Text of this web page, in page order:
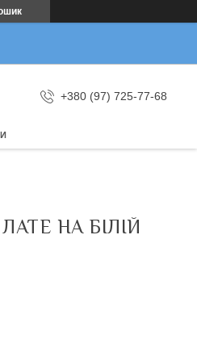
+380 (97) 725-77-68
НА БІЛІЙ